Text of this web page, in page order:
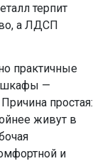
терпит
а ЛДСП
практичные
шкафы —
простая:
живут в
и